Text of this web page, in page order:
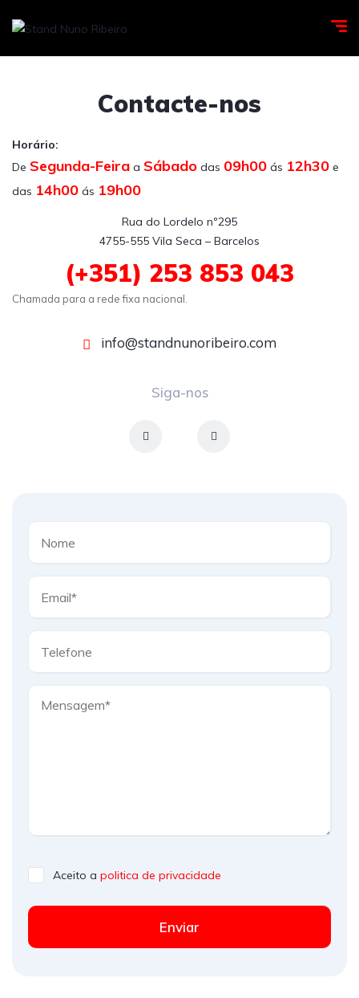
Contacte-nos
Horário:
De Segunda-Feira a Sábado das 09h00 ás 12h30 e
das 14h00 ás 19h00
Rua do Lordelo nº295
(+351) 253 853 043
Chamada para a rede fixa nacional.
info@standnunoribeiro.com
Siga-nos
Aceito a politica de privacidade
Enviar